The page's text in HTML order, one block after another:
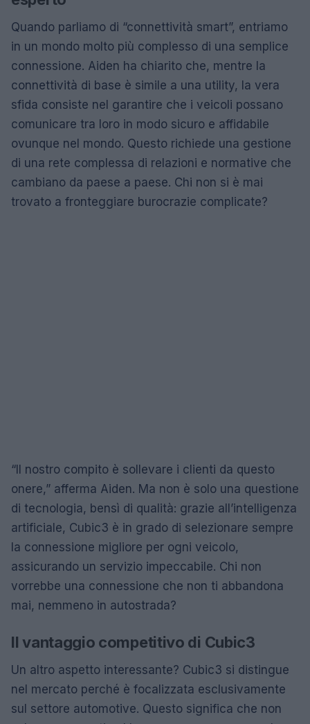
Quando parliamo di “connettività smart”, entriamo
in un mondo molto più complesso di una semplice
connessione. Aiden ha chiarito che, mentre la
connettività di base è simile a una utility, la vera
sfida consiste nel garantire che i veicoli possano
comunicare tra loro in modo sicuro e affidabile
ovunque nel mondo. Questo richiede una gestione
di una rete complessa di relazioni e normative che
cambiano da paese a paese. Chi non si è mai
trovato a fronteggiare burocrazie complicate?
“Il nostro compito è sollevare i clienti da questo
onere,” afferma Aiden. Ma non è solo una questione
di tecnologia, bensì di qualità: grazie all’intelligenza
artificiale, Cubic3 è in grado di selezionare sempre
la connessione migliore per ogni veicolo,
assicurando un servizio impeccabile. Chi non
vorrebbe una connessione che non ti abbandona
mai, nemmeno in autostrada?
Il vantaggio competitivo di Cubic3
Un altro aspetto interessante? Cubic3 si distingue
nel mercato perché è focalizzata esclusivamente
sul settore automotive. Questo significa che non